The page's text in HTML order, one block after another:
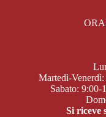
Martedì-
Sabato: 9:00-
Si riceve